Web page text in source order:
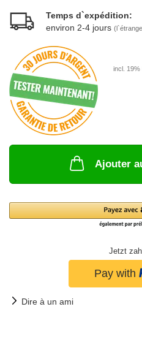
Temps d`expédition:
environ 2-4 jours
incl. 19%
Ajouter
Jetzt
Dire à un ami